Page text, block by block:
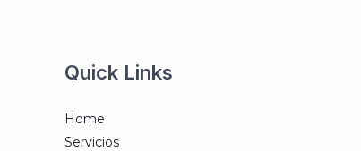
Quick Links
Home
Servicios